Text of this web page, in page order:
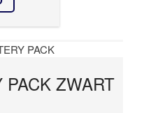
PACK ZWART